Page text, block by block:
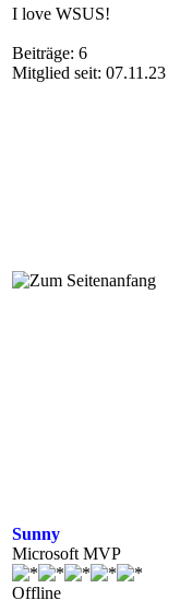
I love WSUS!
Beiträge: 6
Mitglied seit: 07.11.23
Sunny
Microsoft MVP
Offline